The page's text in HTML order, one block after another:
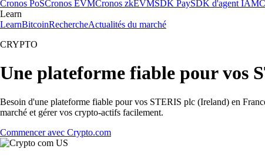
Cronos PoSCronos EVMCronos zkEVMSDK PaySDK d'agent IA
Learn
LearnBitcoinRechercheActualités du marché
CRYPTO
Une plateforme fiable pour vos
Besoin d'une plateforme fiable pour vos STERIS plc (Ireland) en
marché et gérer vos crypto-actifs facilement.
Commencer avec Crypto.com